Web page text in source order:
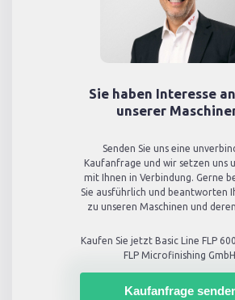
Sie haben Interesse
unserer
Senden Sie uns eine
Kaufanfrage und wir setzen uns
mit Ihnen in Verbindung. Gerne
Sie ausführlich und beantworten
zu unseren Maschinen und
Kaufen Sie jetzt Basic Line FLP
FLP Microfinishing
Kaufanfrage